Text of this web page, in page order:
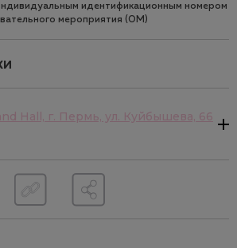
идентификационным номером
мероприятия (ОМ)
Hall, г. Пермь, ул. Куйбышева, 66